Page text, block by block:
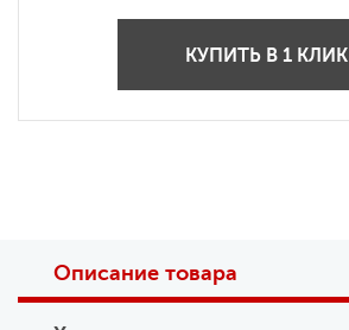
КУПИТЬ В 1 КЛИК
Описание товара